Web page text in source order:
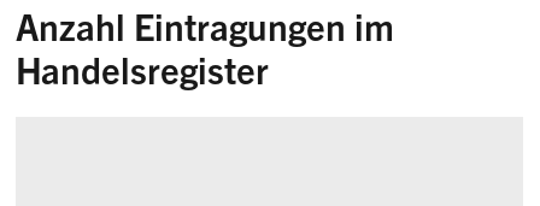
Anzahl Eintragungen im
Handelsregister